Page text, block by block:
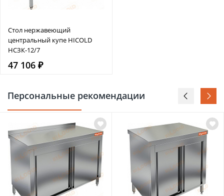
Стол нержавеющий
центральный купе HICOLD
НСЗК-12/7
47 106 ₽
Персональные рекомендации